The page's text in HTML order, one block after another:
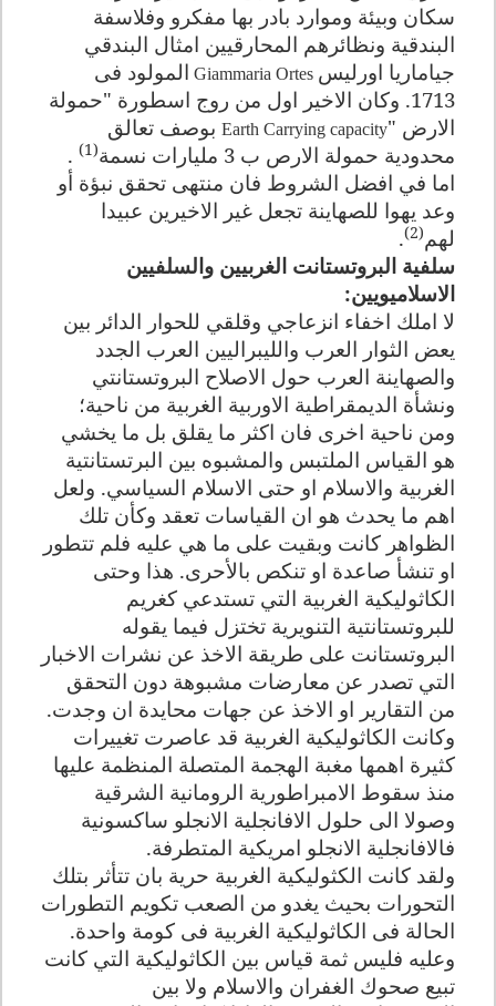
سكان وبيئة وموارد بادر بها مفكرو وفلاسفة
البندقية ونظائرهم المحارقيين امثال البندقي
جياماريا اورليس Giammaria Ortes المولود فى
1713. وكان الاخير اول من روج اسطورة "حمولة
الارض "
Earth Carrying capacity بوصف تعالق
محدودية حمولة الارص ب 3 مليارات نسمة
(1)
.
اما في افضل الشروط فان منتهى تحقق نبؤة أو
وعد يهوا للصهاينة تجعل غير الاخيرين عبيدا
لهم(2)
.
سلفية البروتستانت الغربيين والسلفيين
الاسلاميويين:
لا املك اخفاء انزعاجي وقلقي للحوار الدائر بين
يعض الثوار العرب والليبراليين العرب الجدد
والصهاينة العرب حول الاصلاح البروتستانتي
ونشأة الديمقراطية الاوربية الغربية من ناحية؛
ومن ناحية اخرى فان اكثر ما يقلق بل ما يخشي
هو القياس الملتبس والمشبوه بين البرتستانتية
الغربية والاسلام او حتى الاسلام السياسي. ولعل
اهم ما يحدث هو ان القياسات تعقد وكأن تلك
الظواهر كانت وبقيت على ما هي عليه فلم تتطور
او تنشأ صاعدة او تنكص بالأحرى. هذا وحتى
الكاثوليكية الغربية التي تستدعي كغريم
للبروتستانتية التنويرية تختزل فيما يقوله
البروتستانت على طريقة الاخذ عن نشرات الاخبار
التي تصدر عن معارضات مشبوهة دون التحقق
من التقارير او الاخذ عن جهات محايدة ان وجدت.
وكانت الكاثوليكية الغربية قد عاصرت تغييرات
كثيرة اهمها مغبة الهجمة المتصلة المنظمة عليها
منذ سقوط الامبراطورية الرومانية الشرقية
وصولا الى حلول الافانجلية الانجلو ساكسونية
فالافانجلية الانجلو امريكية المتطرفة.
ولقد كانت الكثوليكية الغربية حرية بان تتأثر بتلك
التحورات بحيث يغدو من الصعب تكويم التطورات
الحالة فى الكاثوليكية الغربية فى كومة واحدة.
وعليه فليس ثمة قياس بين الكاثوليكية التي كانت
تبيع صحوك الغفران والاسلام ولا بين